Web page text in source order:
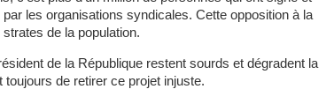
les organisations syndicales. Cette opposition à la
de la population.
de la République restent sourds et dégradent la
de retirer ce projet injuste.